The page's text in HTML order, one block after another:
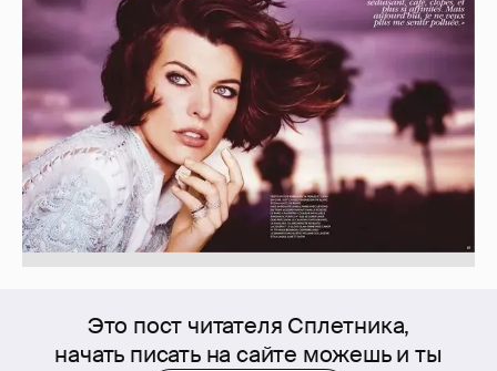
Это пост читателя Сплетника,
начать писать на сайте можешь и ты